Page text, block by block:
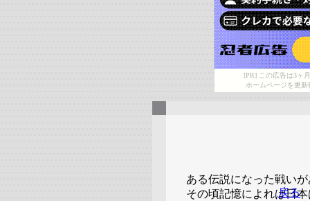
[PR] この広告は3ヶ
ホームページを更
ある伝説になった戦いが
その頃記憶によれば日本
戻る